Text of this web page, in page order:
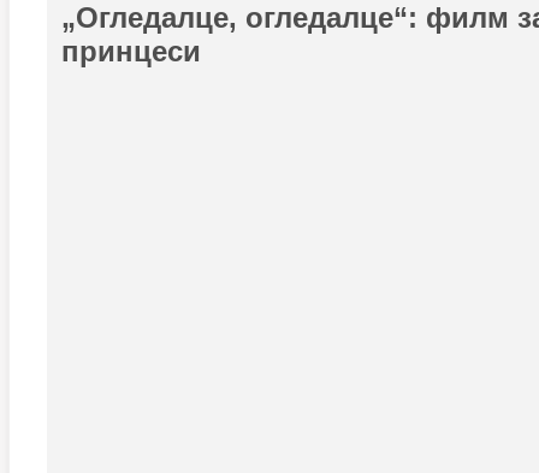
„Огледалце, огледалце“: филм
принцеси